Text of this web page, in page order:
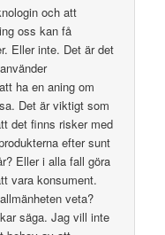
och att
oss kan få
Eller inte. Det är det
ha en aning om
Det är viktigt som
det finns risker med
efter sunt
Eller i alla fall göra
vara konsument.
veta?
säga. Jag vill inte